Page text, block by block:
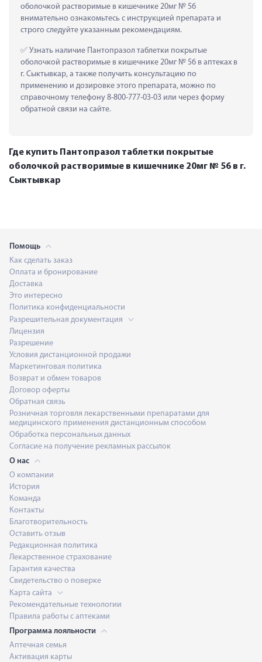
оболочкой растворимые в кишечнике 20мг № 56
внимательно ознакомьтесь с инструкцией препарата и
строго следуйте указанным рекомендациям.
Узнать наличие Пантопразол таблетки покрытые
оболочкой растворимые в кишечнике 20мг № 56 в аптеках в
г. Сыктывкар, а также получить консультацию по
применению и дозировке этого препарата, можно по
справочному телефону 8-800-777-03-03 или через форму
обратной связи на сайте.
Где купить Пантопразол таблетки покрытые
оболочкой растворимые в кишечнике 20мг № 56 в г.
Сыктывкар
Помощь
Как сделать заказ
Оплата и бронирование
Доставка
Это интересно
Политика конфиденциальности
Разрешительная документация
Лицензия
Разрешение
Условия дистанционной продажи
Маркетинговая политика
Возврат и обмен товаров
Договор оферты
Обратная связь
Розничная торговля лекарственными препаратами для
медицинского применения дистанционным способом
Обработка персональных данных
Согласие на получение рекламных рассылок
О нас
О компании
История
Команда
Контакты
Благотворительность
Оставить отзыв
Редакционная политика
Лекарственное страхование
Гарантия качества
Свидетельство о поверке
Карта сайта
Рекомендательные технологии
Правила работы с аптеками
Программа лояльности
Аптечная семья
Активация карты